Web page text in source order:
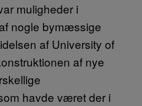
muligheder i
nogle bymæssige
af University of
af nye
havde været der i